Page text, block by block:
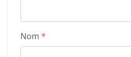
Nom *